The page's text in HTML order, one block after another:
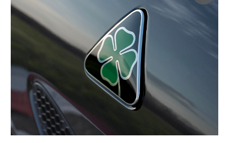
Noir Vulcano et le nouveau Blanc Alfa.